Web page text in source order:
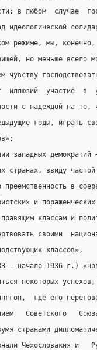
в любом  случае
идеологической
режиме, мы,
но меньше всего
чувству
иллюзий  участие  в
с надеждой на
годы, играть
западных
странах, ввиду частой
преемственность в
и
правящим классам и
своими
классов»,
– начало 1936 г.)
некоторых
где его
Советского
странами
Чехословакия и